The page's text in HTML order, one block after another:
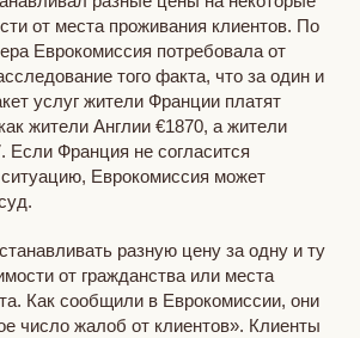
от места проживания клиентов. По
Еврокомиссия потребовала от
того факта, что за один и
услуг жители Франции платят
жители Англии €1870, а жители
Если Франция не согласится
Еврокомиссия может
разную цену за одну и ту
от гражданства или места
Как сообщили в Еврокомиссии, они
число жалоб от клиентов». Клиенты